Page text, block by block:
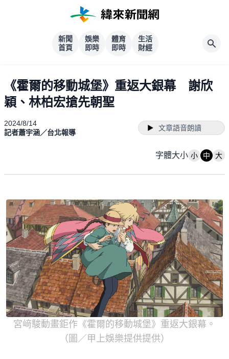
新聞
首頁
娛樂
即時
體育
即時
生活
財經
《霍爾的移動城堡》重返大銀幕 謝欣
穎、林柏宏搶先朝聖
2024/8/14
記者蕭宇涵／台北報導
文章語音朗讀
字體大小 小 中 大
宮﨑駿動畫鉅作《霍爾的移動城堡》重返大銀幕。
（圖／甲上娛樂提供提供）